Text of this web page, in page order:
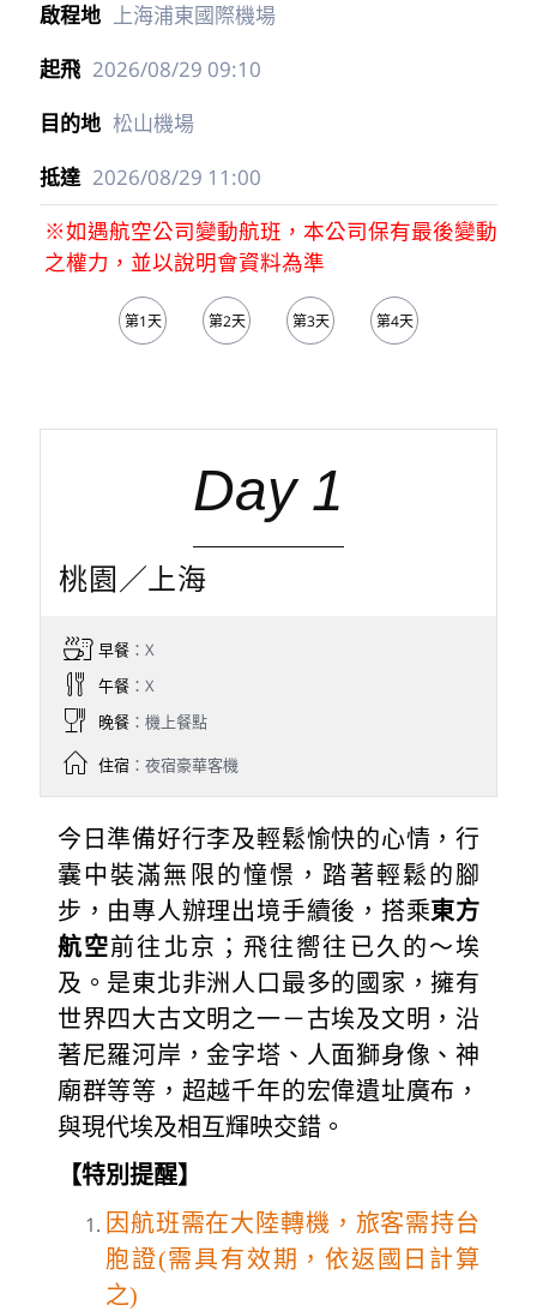
上海浦東國際機場
2026/08/29 09:10
松山機場
2026/08/29 11:00
※如遇航空公司變動航班，本公司保有最後變動
之權力，並以說明會資料為準
第1天 第2天 第3天 第4天
Day 1
桃園／上海
早餐：X
午餐：X
晚餐：機上餐點
住宿：夜宿豪華客機
今日準備好行李及輕鬆愉快的心情，行
囊中裝滿無限的憧憬，踏著輕鬆的腳
步，由專人辦理出境手續後，搭乘東方
航空前往北京；飛往嚮往已久的～埃
及。是東北非洲人口最多的國家，擁有
世界四大古文明之一－古埃及文明，沿
著尼羅河岸，金字塔、人面獅身像、神
廟群等等，超越千年的宏偉遺址廣布，
與現代埃及相互輝映交錯。
【特別提醒】
因航班需在大陸轉機，旅客需持台
胞證(需具有效期，依返國日計算
之)